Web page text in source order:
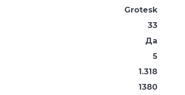
Grotesk
33
Да
5
1.318
1380